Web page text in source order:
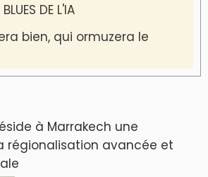
DE L'IA
bien, qui ormuzera le
à Marrakech une
régionalisation avancée et